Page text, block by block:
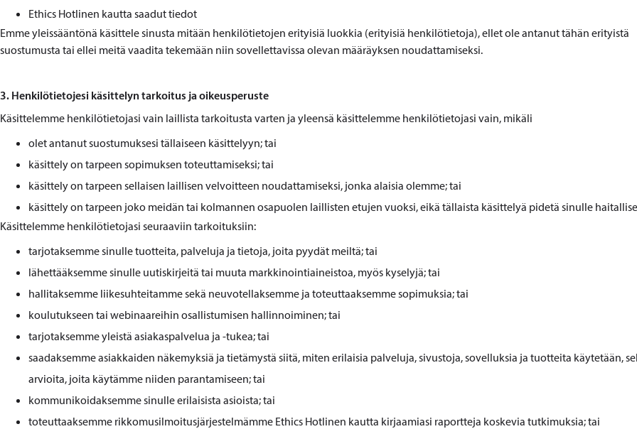
Ethics Hotlinen kautta saadut tiedot
Emme yleissääntönä käsittele sinusta mitään henkilötietojen erityisiä luokkia (erityisiä henkilötietoja), ellet ole antanut tähän erityistä
suostumusta tai ellei meitä vaadita tekemään niin sovellettavissa olevan määräyksen noudattamiseksi.
3. Henkilötietojesi käsittelyn tarkoitus ja oikeusperuste
Käsittelemme henkilötietojasi vain laillista tarkoitusta varten ja yleensä käsittelemme henkilötietojasi vain, mikäli
olet antanut suostumuksesi tällaiseen käsittelyyn; tai
käsittely on tarpeen sopimuksen toteuttamiseksi; tai
käsittely on tarpeen sellaisen laillisen velvoitteen noudattamiseksi, jonka alaisia olemme; tai
käsittely on tarpeen joko meidän tai kolmannen osapuolen laillisten etujen vuoksi, eikä tällaista käsittelyä pidetä sinulle
Käsittelemme henkilötietojasi seuraaviin tarkoituksiin:
tarjotaksemme sinulle tuotteita, palveluja ja tietoja, joita pyydät meiltä; tai
lähettääksemme sinulle uutiskirjeitä tai muuta markkinointiaineistoa, myös kyselyjä; tai
hallitaksemme liikesuhteitamme sekä neuvotellaksemme ja toteuttaaksemme sopimuksia; tai
koulutukseen tai webinaareihin osallistumisen hallinnoiminen; tai
tarjotaksemme yleistä asiakaspalvelua ja -tukea; tai
saadaksemme asiakkaiden näkemyksiä ja tietämystä siitä, miten erilaisia palveluja, sivustoja, sovelluksia ja tuotteita käytetään,
arvioita, joita käytämme niiden parantamiseen; tai
kommunikoidaksemme sinulle erilaisista asioista; tai
toteuttaaksemme rikkomusilmoitusjärjestelmämme Ethics Hotlinen kautta kirjaamiasi raportteja koskevia tutkimuksia; tai